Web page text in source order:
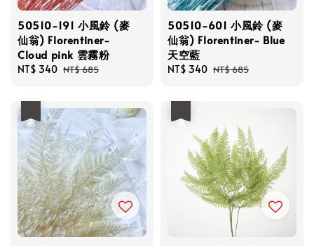
50510-191 小風鈴 (麥
仙翁) Florentiner-
Cloud pink 雲霧粉
Sale
NT$ 340 Regular
NT$ 685
50510-601 小風鈴 (麥
仙翁) Florentiner- Blue
天空藍
Sale
NT$ 340 Regular
NT$ 685